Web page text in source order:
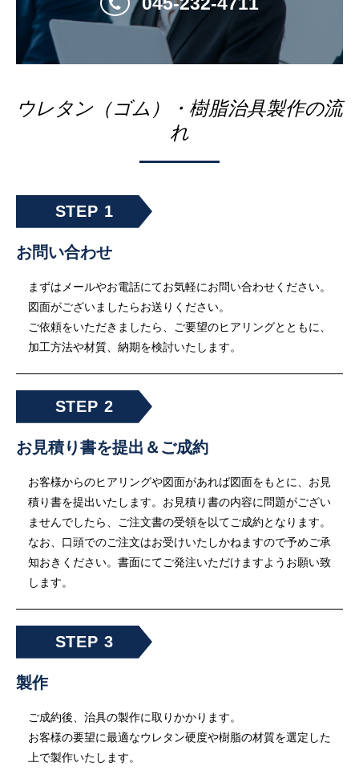
ウレタン（ゴム）・樹脂治具製作の流
れ
お問い合わせ
まずはメールやお電話にてお気軽にお問い合わせください。
図面がございましたらお送りください。
ご依頼をいただきましたら、ご要望のヒアリングとともに、
加工方法や材質、納期を検討いたします。
お見積り書を提出＆ご成約
お客様からのヒアリングや図面があれば図面をもとに、お見
積り書を提出いたします。お見積り書の内容に問題がござい
ませんでしたら、ご注文書の受領を以てご成約となります。
なお、口頭でのご注文はお受けいたしかねますので予めご承
知おきください。書面にてご発注いただけますようお願い致
します。
製作
ご成約後、治具の製作に取りかかります。
お客様の要望に最適なウレタン硬度や樹脂の材質を選定した
上で製作いたします。